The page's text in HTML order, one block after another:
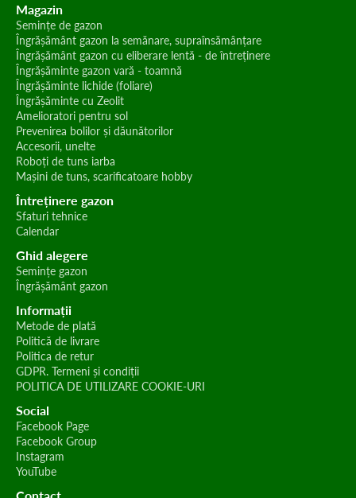
Magazin
Semințe de gazon
Îngrășământ gazon la semănare, supraînsămânțare
Îngrășământ gazon cu eliberare lentă - de întreținere
Îngrășăminte gazon vară - toamnă
Îngrășăminte lichide (foliare)
Îngrășăminte cu Zeolit
Amelioratori pentru sol
Prevenirea bolilor și dăunătorilor
Accesorii, unelte
Roboți de tuns iarba
Mașini de tuns, scarificatoare hobby
Întreținere gazon
Sfaturi tehnice
Calendar
Ghid alegere
Semințe gazon
Îngrășământ gazon
Informații
Metode de plată
Politică de livrare
Politica de retur
GDPR. Termeni și condiții
POLITICA DE UTILIZARE COOKIE-URI
Social
Facebook Page
Facebook Group
Instagram
YouTube